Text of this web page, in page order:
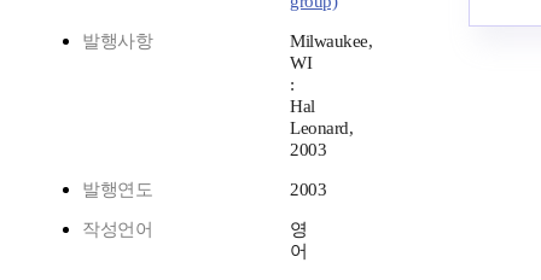
발행사항
Milwaukee,
WI
:
Hal
Leonard,
2003
발행연도 2003
작성언어
영
어